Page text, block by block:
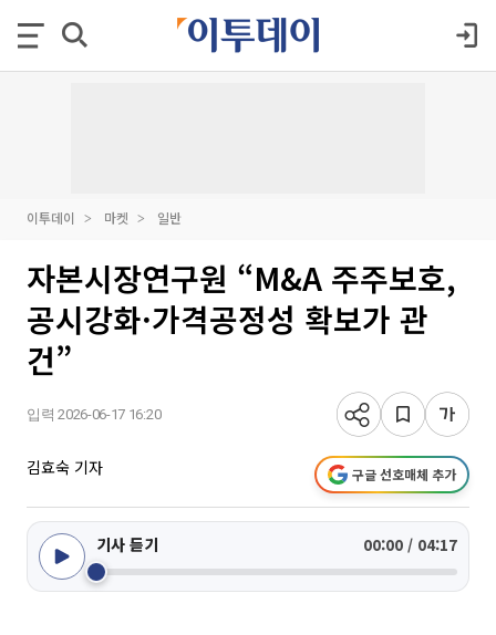
이투데이 마켓 일반
자본시장연구원 “M&A 주주보호,
공시강화·가격공정성 확보가 관
건”
입력 2026-06-17 16:20
김효숙 기자 구글 선호매체 추가
기사 듣기 00:00 / 04:17